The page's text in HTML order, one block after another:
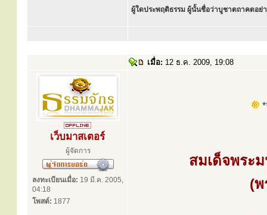
ผู้ใดประพฤติธรรม ผู้นั้นชื่อว่าบูชาตถาคตอย่า
เมื่อ: 12 ธ.ค. 2009, 19:08
เว็บมาสเตอร์
ผู้จัดการ
ลงทะเบียนเมื่อ: 19 มี.ค. 2005,
04:18
โพสต์: 1877
สมเด็จพระ
(พ